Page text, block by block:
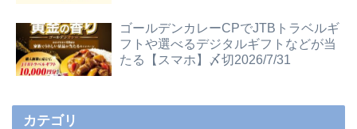
ゴールデンカレーCPでJTBトラベルギ
フトや選べるデジタルギフトなどが当
たる【スマホ】〆切2026/7/31
カテゴリ